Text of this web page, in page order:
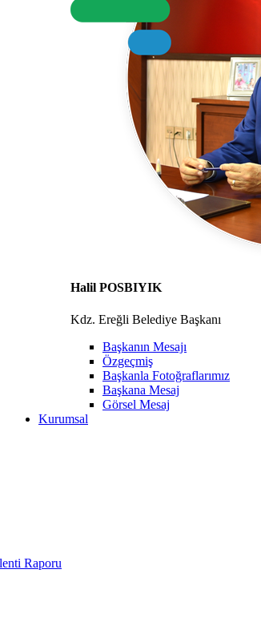
Halil POSBIYIK
Kdz. Ereğli Belediye Başkanı
Başkanın Mesajı
Özgeçmiş
Başkanla Fotoğraflarımız
Başkana Mesaj
Görsel Mesaj
Kurumsal
Raporu